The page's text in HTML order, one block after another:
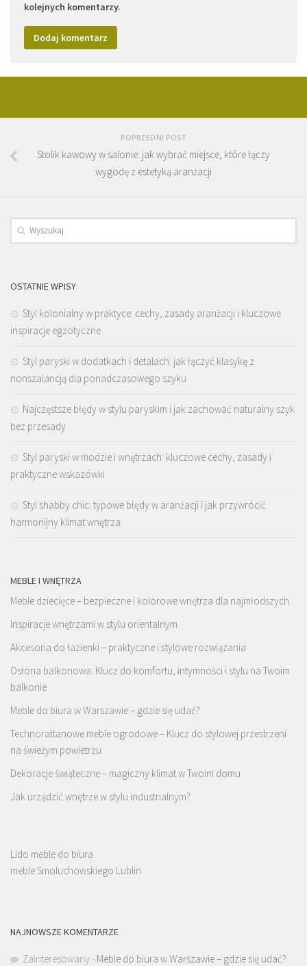
kolejnych komentarzy.
POPRZEDNI POST
Stolik kawowy w salonie: jak wybrać miejsce, które łączy
wygodę z estetyką aranżacji
OSTATNIE WPISY
Styl kolonialny w praktyce: cechy, zasady aranżacji i kluczowe
inspiracje egzotyczne
Styl paryski w dodatkach i detalach: jak łączyć klasykę z
nonszalancją dla ponadczasowego szyku
Najczęstsze błędy w stylu paryskim i jak zachować naturalny szyk
bez przesady
Styl paryski w modzie i wnętrzach: kluczowe cechy, zasady i
praktyczne wskazówki
Styl shabby chic: typowe błędy w aranżacji i jak przywrócić
harmonijny klimat wnętrza
MEBLE I WNĘTRZA
Meble dziecięce – bezpieczne i kolorowe wnętrza dla najmłodszych
Inspiracje wnętrzami w stylu orientalnym
Akcesoria do łazienki – praktyczne i stylowe rozwiązania
Osłona balkonowa: Klucz do komfortu, intymności i stylu na Twoim
balkonie
Meble do biura w Warszawie – gdzie się udać?
Technorattanowe meble ogrodowe – Klucz do stylowej przestrzeni
na świeżym powietrzu
Dekoracje świąteczne – magiczny klimat w Twoim domu
Jak urządzić wnętrze w stylu industrialnym?
Lido meble do biura
meble Smoluchowskiego Lublin
NAJNOWSZE KOMENTARZE
Zainteresowany - Meble do biura w Warszawie – gdzie się udać?